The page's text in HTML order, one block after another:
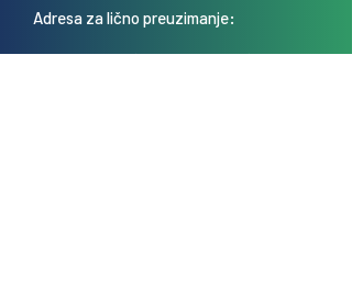
Adresa za lično preuzimanje:
Kosovska 17 (ulaz iz Kondine),